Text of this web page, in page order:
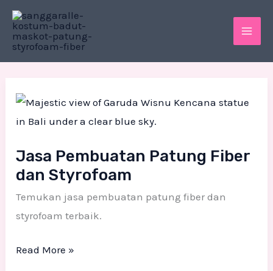
Skip
content
Jasa Pembuatan Patung Fiber
dan Styrofoam
Temukan jasa pembuatan patung fiber dan
styrofoam terbaik.
Pembuatan
Patung
dan
Styrofoam
Read More »